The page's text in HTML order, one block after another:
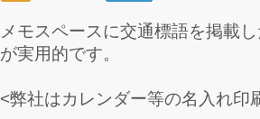
メモスペースに交通標語を掲載
が実用的です。
<弊社はカレンダー等の名入れ印